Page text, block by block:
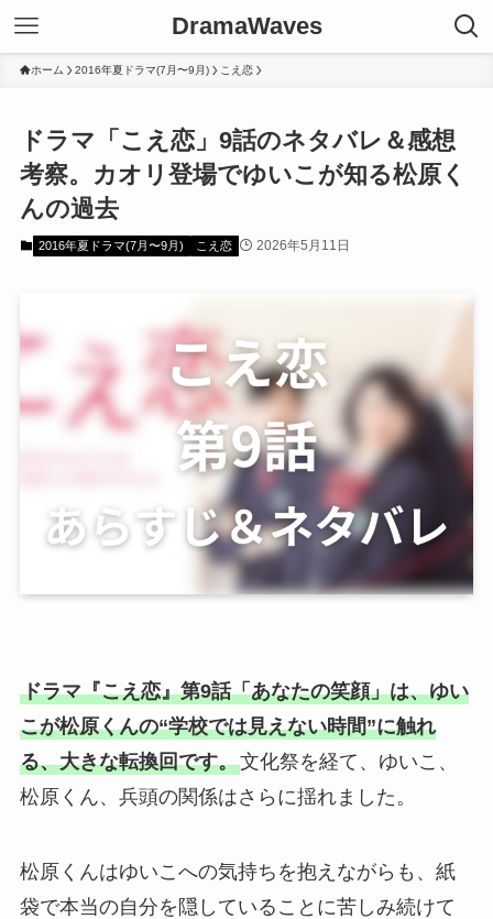
DramaWaves
ホーム 2016年夏ドラマ(7月〜9月) こえ恋
ドラマ「こえ恋」9話のネタバレ＆感想
考察。カオリ登場でゆいこが知る松原く
んの過去
2016年夏ドラマ(7月〜9月) こえ恋 2026年5月11日
ドラマ『こえ恋』第9話「あなたの笑顔」は、ゆい
こが松原くんの“学校では見えない時間”に触れ
る、大きな転換回です。文化祭を経て、ゆいこ、
松原くん、兵頭の関係はさらに揺れました。
松原くんはゆいこへの気持ちを抱えながらも、紙
袋で本当の自分を隠していることに苦しみ続けて